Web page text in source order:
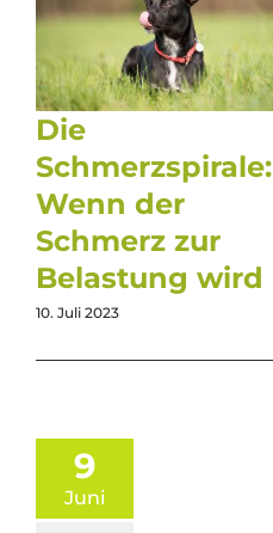
Die
Schmerzspirale:
Wenn der
Schmerz zur
Belastung wird
10. Juli 2023
9
Juni